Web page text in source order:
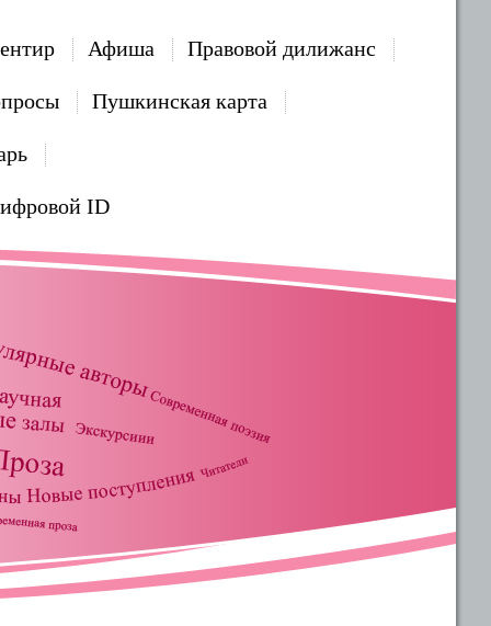
Афиша Правовой дилижанс
Пушкинская карта
ID